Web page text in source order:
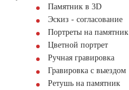
Памятник в 3D
Эскиз - согласование
Портреты на памятник
Цветной портрет
Ручная гравировка
Гравировка с выездом
Ретушь на памятник